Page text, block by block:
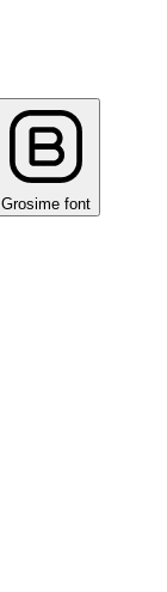
Grosime font